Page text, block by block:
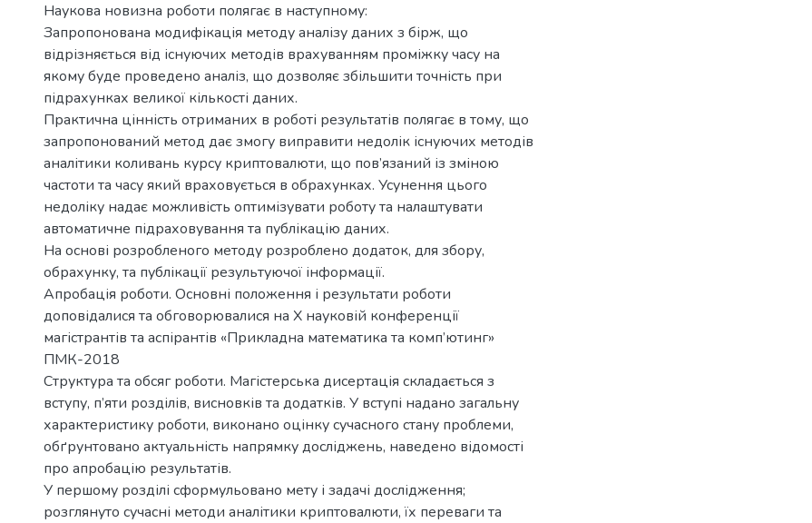
Наукова новизна роботи полягає в наступному:
Запропонована модифікація методу аналізу даних з бірж, що
відрізняється від існуючих методів врахуванням проміжку часу на
якому буде проведено аналіз, що дозволяє збільшити точність при
підрахунках великої кількості даних.
Практична цінність отриманих в роботі результатів полягає в тому, що
запропонований метод дає змогу виправити недолік існуючих методів
аналітики коливань курсу криптовалюти, що пов’язаний із зміною
частоти та часу який враховується в обрахунках. Усунення цього
недоліку надає можливість оптимізувати роботу та налаштувати
автоматичне підраховування та публікацію даних.
На основі розробленого методу розроблено додаток, для збору,
обрахунку, та публікації результуючої інформації.
Апробація роботи. Основні положення і результати роботи
доповідалися та обговорювалися на Х науковій конференції
магістрантів та аспірантів «Прикладна математика та комп’ютинг»
ПМК-2018
Структура та обсяг роботи. Магістерська дисертація складається з
вступу, п’яти розділів, висновків та додатків. У вступі надано загальну
характеристику роботи, виконано оцінку сучасного стану проблеми,
обґрунтовано актуальність напрямку досліджень, наведено відомості
про апробацію результатів.
У першому розділі сформульовано мету і задачі дослідження;
розглянуто сучасні методи аналітики криптовалюти, їх переваги та